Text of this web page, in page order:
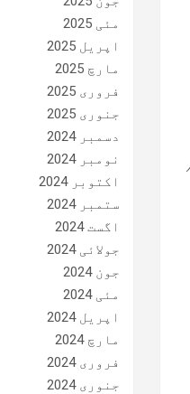
مئی 2025
اپریل 2025
مارچ 2025
فروری 2025
جنوری 2025
دسمبر 2024
نومبر 2024
اکتوبر 2024
ستمبر 2024
اگست 2024
جولائی 2024
جون 2024
مئی 2024
اپریل 2024
مارچ 2024
فروری 2024
جنوری 2024